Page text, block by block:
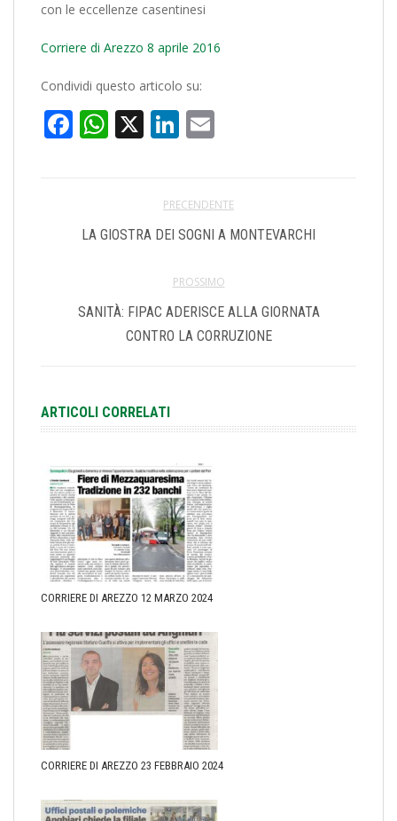
con le eccellenze casentinesi
Corriere di Arezzo 8 aprile 2016
Condividi questo articolo su:
Facebook
WhatsApp
X LinkedIn
PRECENDENTE
LA GIOSTRA DEI SOGNI A MONTEVARCHI
PROSSIMO
SANITÀ: FIPAC ADERISCE ALLA GIORNATA
CONTRO LA CORRUZIONE
ARTICOLI CORRELATI
CORRIERE DI AREZZO 12 MARZO 2024
CORRIERE DI AREZZO 23 FEBBRAIO 2024